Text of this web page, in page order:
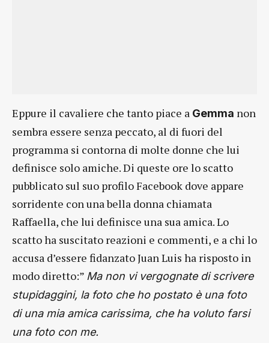
Eppure il cavaliere che tanto piace a Gemma non
sembra essere senza peccato, al di fuori del
programma si contorna di molte donne che lui
definisce solo amiche. Di queste ore lo scatto
pubblicato sul suo profilo Facebook dove appare
sorridente con una bella donna chiamata
Raffaella, che lui definisce una sua amica. Lo
scatto ha suscitato reazioni e commenti, e a chi lo
accusa d’essere fidanzato Juan Luis ha risposto in
modo diretto:” Ma non vi vergognate di scrivere
stupidaggini, la foto che ho postato è una foto
di una mia amica carissima, che ha voluto farsi
una foto con me.